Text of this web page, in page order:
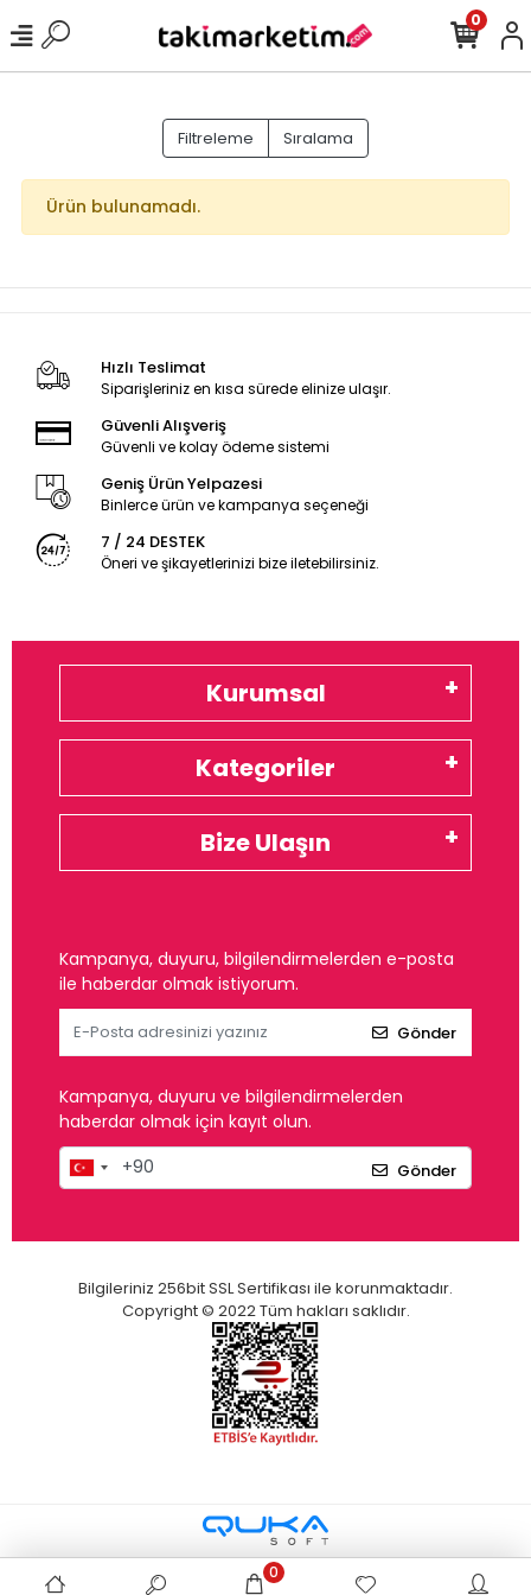
0
Filtreleme Sıralama
Ürün bulunamadı.
Hızlı Teslimat
Siparişleriniz en kısa sürede elinize ulaşır.
Güvenli Alışveriş
Güvenli ve kolay ödeme sistemi
Geniş Ürün Yelpazesi
Binlerce ürün ve kampanya seçeneği
7 / 24 DESTEK
Öneri ve şikayetlerinizi bize iletebilirsiniz.
Kurumsal
Kategoriler
Bize Ulaşın
Kampanya, duyuru, bilgilendirmelerden e-posta
ile haberdar olmak istiyorum.
Gönder
Kampanya, duyuru ve bilgilendirmelerden
haberdar olmak için kayıt olun.
Gönder
Bilgileriniz 256bit SSL Sertifikası ile korunmaktadır.
Copyright © 2022 Tüm hakları saklıdır.
0